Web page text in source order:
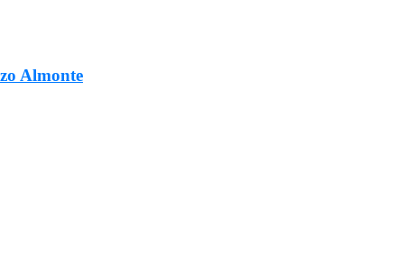
Almonte